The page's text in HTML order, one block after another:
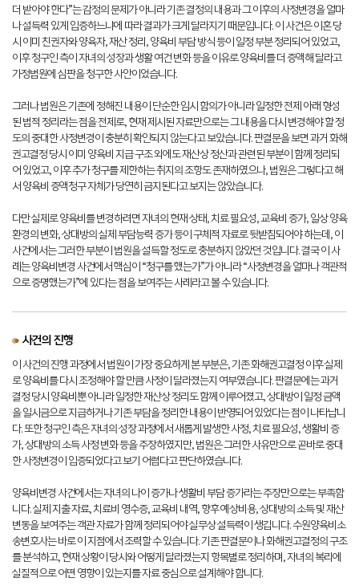
더 받아야 한다”는 감정의 문제가 아니라 기존 결정의 내용과 그 이후의 사정변경을 얼마
나 설득력 있게 입증하느냐에 따라 결과가 크게 달라지기 때문입니다. 이 사건은 이혼 당
시 이미 친권자와 양육자, 재산 정리, 양육비 부담 방식 등이 일정 부분 정리되어 있었고,
이후 청구인 측이 자녀의 성장과 생활 여건 변화 등을 이유로 양육비를 더 증액해 달라고
가정법원에 심판을 청구한 사안이었습니다.
그러나 법원은 기존에 정해진 내용이 단순한 임시 합의가 아니라 일정한 전제 아래 형성
된 법적 정리라는 점을 전제로, 현재 제시된 자료만으로는 그 내용을 다시 변경해야 할 정
도의 중대한 사정변경이 충분히 확인되지 않는다고 보았습니다. 판결문을 보면 과거 화해
권고결정 당시 이미 양육비 지급 구조 외에도 재산상 정산과 관련된 부분이 함께 정리되
어 있었고, 이후 추가 청구를 제한하는 취지의 조항도 존재하였으나, 법원은 그렇다고 해
서 양육비 증액청구 자체가 당연히 금지된다고 보지는 않았습니다.
다만 실제로 양육비를 변경하려면 자녀의 현재 상태, 치료 필요성, 교육비 증가, 일상 양육
환경의 변화, 상대방의 실제 부담능력 증가 등이 구체적 자료로 뒷받침되어야 하는데, 이
사건에서는 그러한 부분이 법원을 설득할 정도로 충분하지 않았던 것입니다. 결국 이 사
례는 양육비변경 사건에서 핵심이 “청구를 했는가”가 아니라 “사정변경을 얼마나 객관적
으로 증명했는가”에 있다는 점을 보여주는 사례라고 볼 수 있습니다.
사건의 진행
이 사건의 진행 과정에서 법원이 가장 중요하게 본 부분은, 기존 화해권고결정 이후 실제
로 양육비를 다시 조정해야 할 만큼 사정이 달라졌는지 여부였습니다. 판결문에는 과거
결정 당시 양육비뿐 아니라 일정한 재산상 정리도 함께 이루어졌고, 상대방이 일정 금액
을 일시금으로 지급하거나 기존 부담을 정리한 내용이 반영되어 있었다는 점이 나타납니
다. 또한 청구인 측은 자녀의 성장 과정에서 새롭게 발생한 사정, 치료 필요성, 생활비 증
가, 상대방의 소득 사정 변화 등을 주장하였지만, 법원은 그러한 사유만으로 곧바로 중대
한 사정변경이 입증되었다고 보기 어렵다고 판단하였습니다.
양육비변경 사건에서는 자녀의 나이 증가나 생활비 부담 증가라는 주장만으로는 부족합
니다. 실제 지출 자료, 치료비 영수증, 교육비 내역, 향후 예상비용, 상대방의 소득 및 재산
변동을 보여주는 객관 자료가 함께 정리되어야 실무상 설득력이 생깁니다. 수원양육비소
송변호사는 바로 이 지점에서 조력할 수 있습니다. 기존 판결문이나 화해권고결정의 구조
를 분석하고, 현재 상황이 당시와 어떻게 달라졌는지 항목별로 정리하며, 자녀의 복리에
실질적으로 어떤 영향이 있는지를 자료 중심으로 설계해야 합니다.